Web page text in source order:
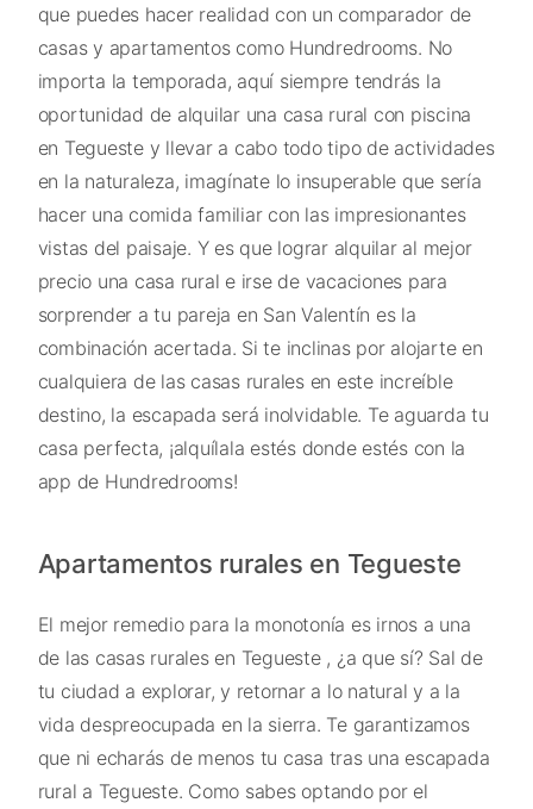
que puedes hacer realidad con un comparador de
casas y apartamentos como Hundredrooms. No
importa la temporada, aquí siempre tendrás la
oportunidad de alquilar una casa rural con piscina
en Tegueste y llevar a cabo todo tipo de actividades
en la naturaleza, imagínate lo insuperable que sería
hacer una comida familiar con las impresionantes
vistas del paisaje. Y es que lograr alquilar al mejor
precio una casa rural e irse de vacaciones para
sorprender a tu pareja en San Valentín es la
combinación acertada. Si te inclinas por alojarte en
cualquiera de las casas rurales en este increíble
destino, la escapada será inolvidable. Te aguarda tu
casa perfecta, ¡alquílala estés donde estés con la
app de Hundredrooms!
Apartamentos rurales en Tegueste
El mejor remedio para la monotonía es irnos a una
de las casas rurales en Tegueste , ¿a que sí? Sal de
tu ciudad a explorar, y retornar a lo natural y a la
vida despreocupada en la sierra. Te garantizamos
que ni echarás de menos tu casa tras una escapada
rural a Tegueste. Como sabes optando por el